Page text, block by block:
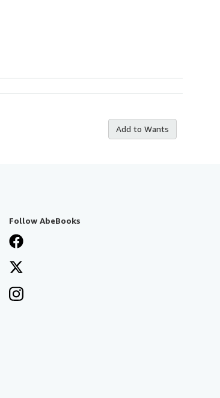
Add to Wants
Follow AbeBooks